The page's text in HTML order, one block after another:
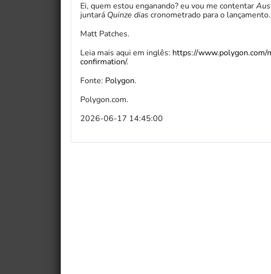
Ei, quem estou enganando? eu vou me contentar
juntará Quinze dias cronometrado para o
Matt Patches.
Leia mais aqui em inglês: https://
confirmation/.
Fonte: Polygon.
Polygon.com.
2026-06-17 14:45:00